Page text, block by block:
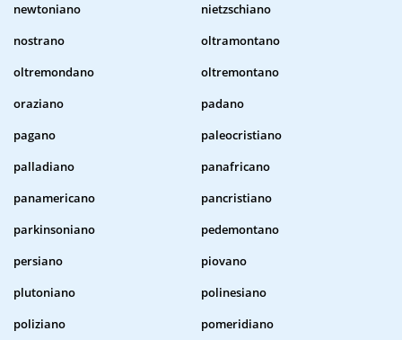
newtoniano
nietzschiano
nostrano
oltramontano
oltremondano
oltremontano
oraziano
padano
pagano
paleocristiano
palladiano
panafricano
panamericano
pancristiano
parkinsoniano
pedemontano
persiano
piovano
plutoniano
polinesiano
poliziano
pomeridiano